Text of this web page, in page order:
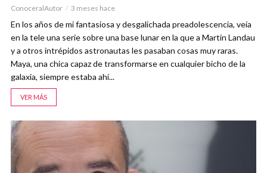
ConoceralAutor 3 meses hace
En los años de mi fantasiosa y desgalichada preadolescencia, veía
en la tele una serie sobre una base lunar en la que a Martin Landau
y a otros intrépidos astronautas les pasaban cosas muy raras.
Maya, una chica capaz de transformarse en cualquier bicho de la
galaxia, siempre estaba ahí...
VER MÁS